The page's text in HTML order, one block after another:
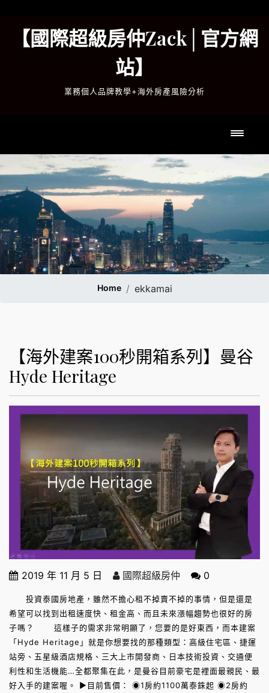
content【國際超級房仲Zack│官方網
站】
業務個人品牌教學+海外房產風險分析
Home ekkamai
【海外建案100秒開箱系列】曼谷
Hyde Heritage
2019 年 11 月 5 日 國際超級房仲 0
投資泰國房地產，雖然不擔心租不掉賣不掉的事情，但是還是
希望可以找到出租速度快、租金高、而且未來漲幅趨勢也很好的房
子嗎？ 這樣子的需求非常明顯了，您要的是好東西，而本建案
「Hyde Heritage」就是你想要找的那種類型：高級住宅區、捷運
站旁、五星級酒店規格、三大上市開發商、日本技術投資、交通便
利性和生活機能…全都聚集在此，是曼谷目前豪宅是裡面最親民、最
好入手的建案喔。 ►目前售價： ◉1房約1100萬泰銖起 ◉2房約